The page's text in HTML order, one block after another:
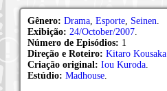
Gênero: Drama Esporte Seinen
Exibição: 24/October/2007
Número de Episódios: 1
Direção e Roteiro: Kitaro Kousaka
Criação original: Iou Kuroda
Estúdio: Madhouse